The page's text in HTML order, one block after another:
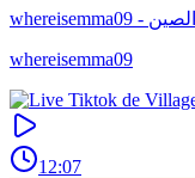
whereisemma09
12:07